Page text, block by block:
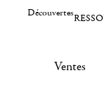
Découvertes
Ventes